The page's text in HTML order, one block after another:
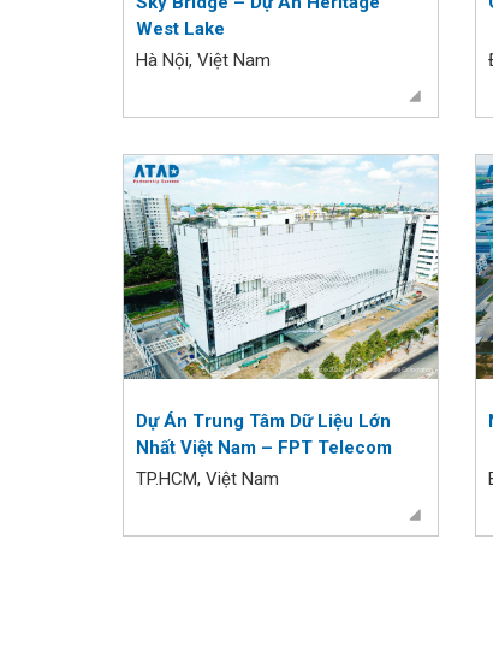
West Lake
Hà Nội, Việt Nam
Dự Án Trung Tâm Dữ Liệu Lớn
Nhất Việt Nam – FPT Telecom
TP.HCM, Việt Nam